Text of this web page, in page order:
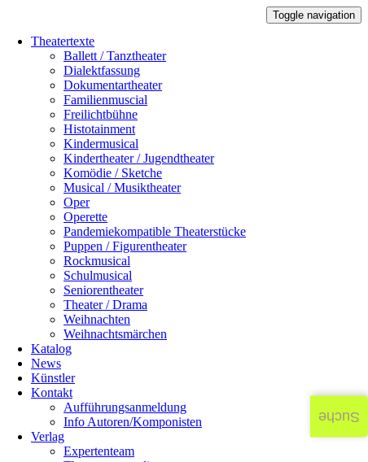
Toggle navigation
Theatertexte
Ballett / Tanztheater
Dialektfassung
Dokumentartheater
Familienmuscial
Freilichtbühne
Histotainment
Kindermusical
Kindertheater / Jugendtheater
Komödie / Sketche
Musical / Musiktheater
Oper
Operette
Pandemiekompatible Theaterstücke
Puppen / Figurentheater
Rockmusical
Schulmusical
Seniorentheater
Theater / Drama
Weihnachten
Weihnachtsmärchen
Katalog
News
Künstler
Kontakt
Aufführungsanmeldung
Info Autoren/Komponisten
Verlag
Expertenteam
Suche